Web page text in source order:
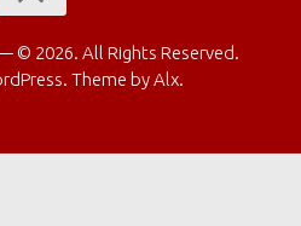
© 2026. All Rights Reserved.
. Theme byAlx.